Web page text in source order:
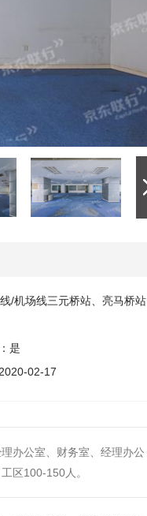
/机场线三元桥站、亮马桥站
是
02-17
办公室、财务室、经理办公
区100-150人。